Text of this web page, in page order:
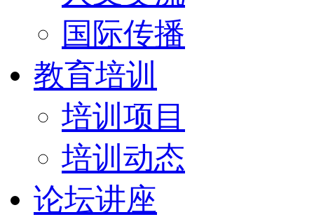
国际传播
教育培训
培训项目
培训动态
论坛讲座